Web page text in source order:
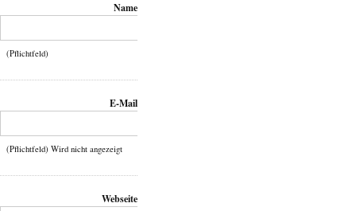
Name
(Pflichtfeld)
E-Mail
(Pflichtfeld) Wird nicht angezeigt
Webseite